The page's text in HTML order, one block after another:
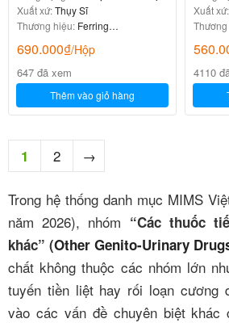
Xuất xứ:Thụy Sĩ
Thương hiệu: Ferring
690.000₫/Hộp
647 đã xem
Thêm vào giỏ hàng
Xuất xứ:
4110
1 2 →
Trong hệ thống danh mục MIMS
năm 2026), nhóm “Các thuốc
khác” (Other Genito-Urinary
chất không thuộc các nhóm lớn
tuyến tiền liệt hay rối loạn cương
vào các vấn đề chuyên biệt khác